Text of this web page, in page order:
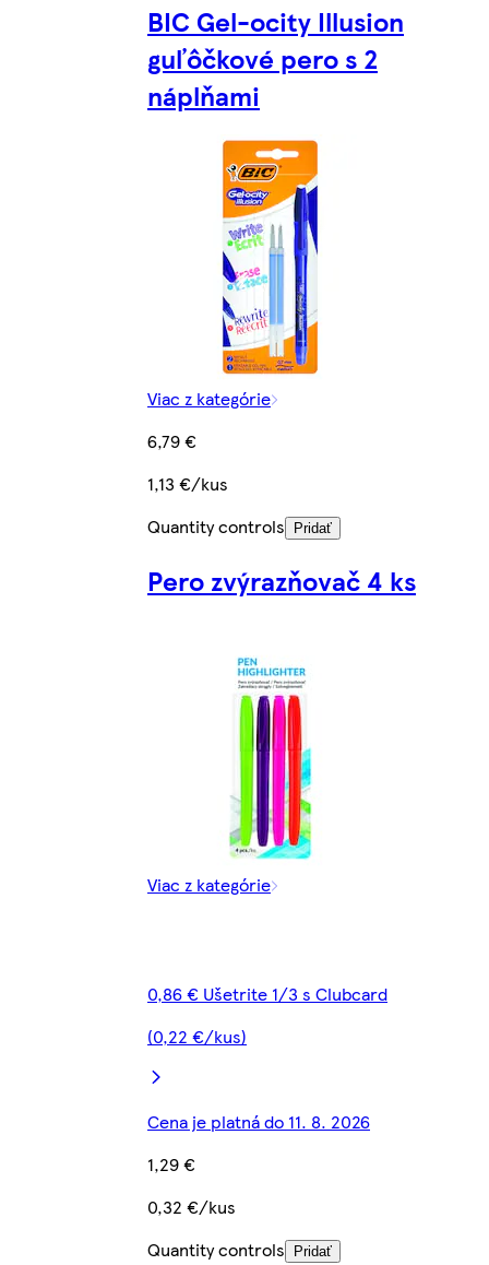
BIC Gel-ocity Illusion
guľôčkové pero s 2
náplňami
Viac z kategórie
6,79 €
1,13 €/kus
Quantity controls
Pridať
Pero zvýrazňovač 4 ks
Viac z kategórie
0,86 € Ušetrite 1/3 s Clubcard
(0,22 €/kus)
Cena je platná do 11. 8. 2026
1,29 €
0,32 €/kus
Quantity controls
Pridať